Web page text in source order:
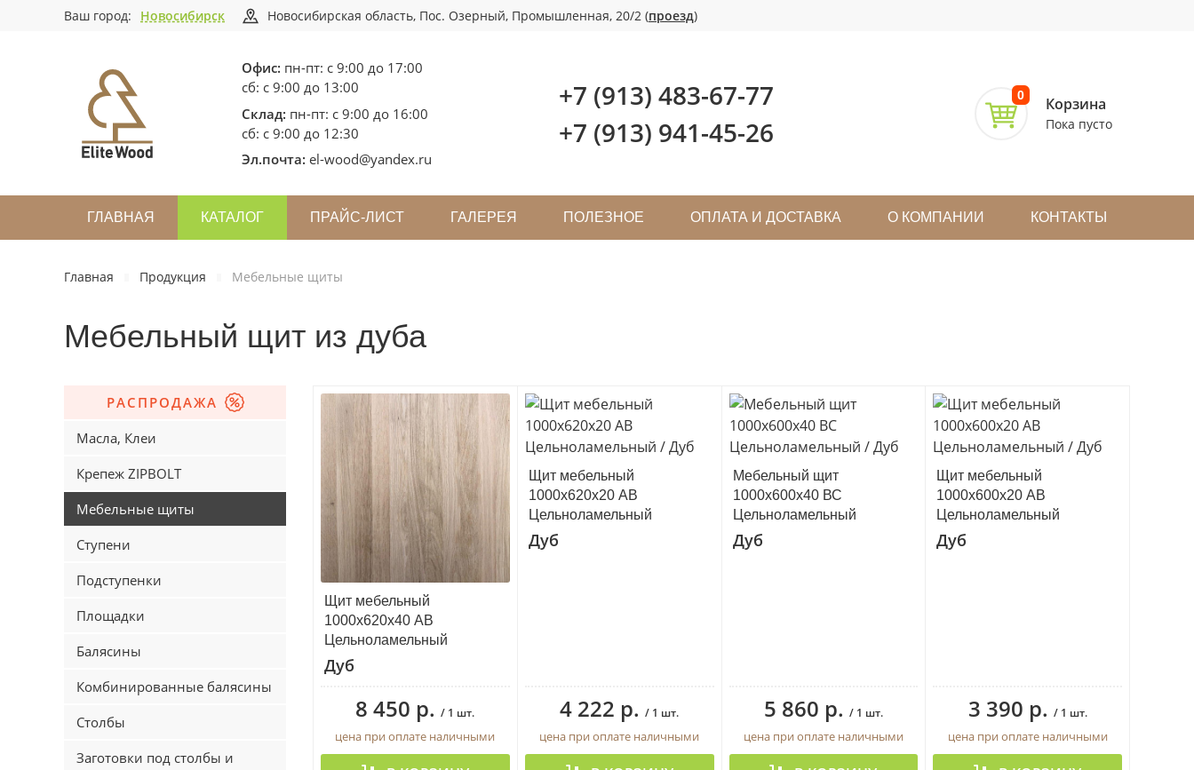
Ваш город: Новосибирск Новосибирская область, Пос. Озерный, Промышленная, 20/2 (проезд)
Офис: пн-пт: с 9:00 до 17:00
сб: с 9:00 до 13:00
Склад: пн-пт: с 9:00 до 16:00
сб: с 9:00 до 12:30
Эл.почта: el-wood@yandex.ru
+7 (913) 483-67-77
+7 (913) 941-45-26
0 Корзина
Пока пусто
ГЛАВНАЯ КАТАЛОГ ПРАЙС-ЛИСТ ГАЛЕРЕЯ ПОЛЕЗНОЕ ОПЛАТА И ДОСТАВКА О КОМПАНИИ КОНТАКТЫ
Главная Продукция Мебельные щиты
Мебельный щит из дуба
РАСПРОДАЖА
Масла, Клеи
Крепеж ZIPBOLT
Мебельные щиты
Ступени
Подступенки
Площадки
Балясины
Комбинированные балясины
Столбы
Заготовки под столбы и
Щит мебельный
1000х620х40 АВ
Цельноламельный
Дуб
8 450 р. / 1 шт.
цена при оплате наличными
Щит мебельный
1000х620х20 АВ
Цельноламельный
Дуб
4 222 р. / 1 шт.
цена при оплате наличными
Мебельный щит
1000х600х40 ВС
Цельноламельный
Дуб
5 860 р. / 1 шт.
цена при оплате наличными
Щит мебельный
1000х600х20 АВ
Цельноламельный
Дуб
3 390 р. / 1 шт.
цена при оплате наличными